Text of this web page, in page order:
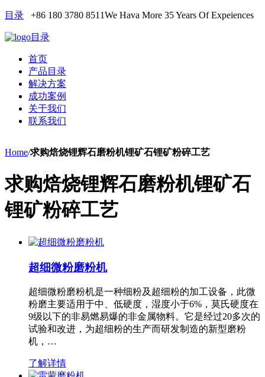
目录 +86 180 3780 8511We Hava More 35 Years Of Expeiences
目录
首页
产品目录
解决方案
成功案例
关于我们
联系我们
Home/求购焙烧锂辉石磨粉机锂矿石锂矿粉碎工艺
求购焙烧锂辉石磨粉机锂矿石
锂矿粉碎工艺
超细微粉磨粉机
超细微粉磨粉机是一种细粉及超细粉的加工设备，此微
粉磨主要适用于中、低硬度，湿度小于6%，莫氏硬度在
9级以下的非易燃易爆的非金属物料。它是经过20多次的
试验和改进，为超细粉的生产而研发制造的新型磨粉
机，…
了解详情